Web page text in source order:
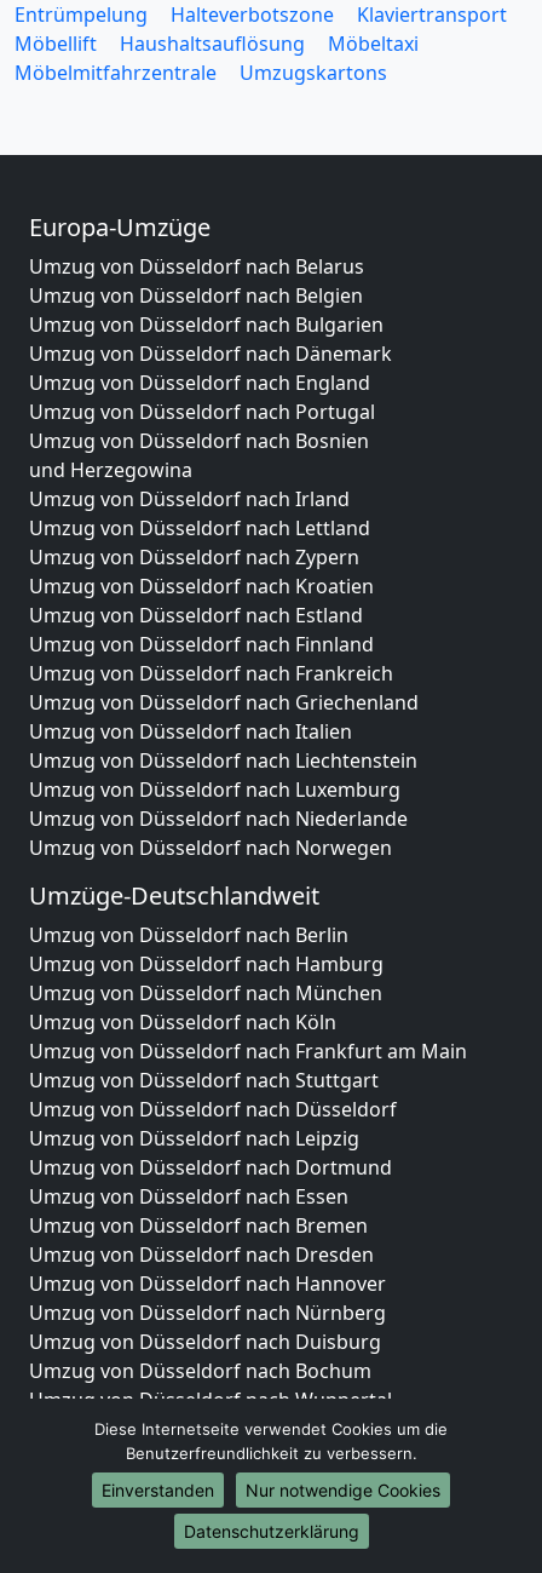
Entrümpelung
Halteverbotszone
Klaviertransport
Möbellift
Haushaltsauflösung
Möbeltaxi
Möbelmitfahrzentrale
Umzugskartons
Europa-Umzüge
Umzug von Düsseldorf nach Belarus
Umzug von Düsseldorf nach Belgien
Umzug von Düsseldorf nach Bulgarien
Umzug von Düsseldorf nach Dänemark
Umzug von Düsseldorf nach England
Umzug von Düsseldorf nach Portugal
Umzug von Düsseldorf nach Bosnien
und Herzegowina
Umzug von Düsseldorf nach Irland
Umzug von Düsseldorf nach Lettland
Umzug von Düsseldorf nach Zypern
Umzug von Düsseldorf nach Kroatien
Umzug von Düsseldorf nach Estland
Umzug von Düsseldorf nach Finnland
Umzug von Düsseldorf nach Frankreich
Umzug von Düsseldorf nach Griechenland
Umzug von Düsseldorf nach Italien
Umzug von Düsseldorf nach Liechtenstein
Umzug von Düsseldorf nach Luxemburg
Umzug von Düsseldorf nach Niederlande
Umzug von Düsseldorf nach Norwegen
Umzüge-Deutschlandweit
Umzug von Düsseldorf nach Berlin
Umzug von Düsseldorf nach Hamburg
Umzug von Düsseldorf nach München
Umzug von Düsseldorf nach Köln
Umzug von Düsseldorf nach Frankfurt am Main
Umzug von Düsseldorf nach Stuttgart
Umzug von Düsseldorf nach Düsseldorf
Umzug von Düsseldorf nach Leipzig
Umzug von Düsseldorf nach Dortmund
Umzug von Düsseldorf nach Essen
Umzug von Düsseldorf nach Bremen
Umzug von Düsseldorf nach Dresden
Umzug von Düsseldorf nach Hannover
Umzug von Düsseldorf nach Nürnberg
Umzug von Düsseldorf nach Duisburg
Umzug von Düsseldorf nach Bochum
Umzug von Düsseldorf nach Wuppertal
Umzug von Düsseldorf nach Bielefeld
Umzug von Düsseldorf nach Bonn
Umzug von Düsseldorf nach Münster
Internationale-Umzüge
Diese Internetseite verwendet Cookies um die
Benutzerfreundlichkeit zu verbessern.
Einverstanden
Nur notwendige Cookies
Datenschutzerklärung